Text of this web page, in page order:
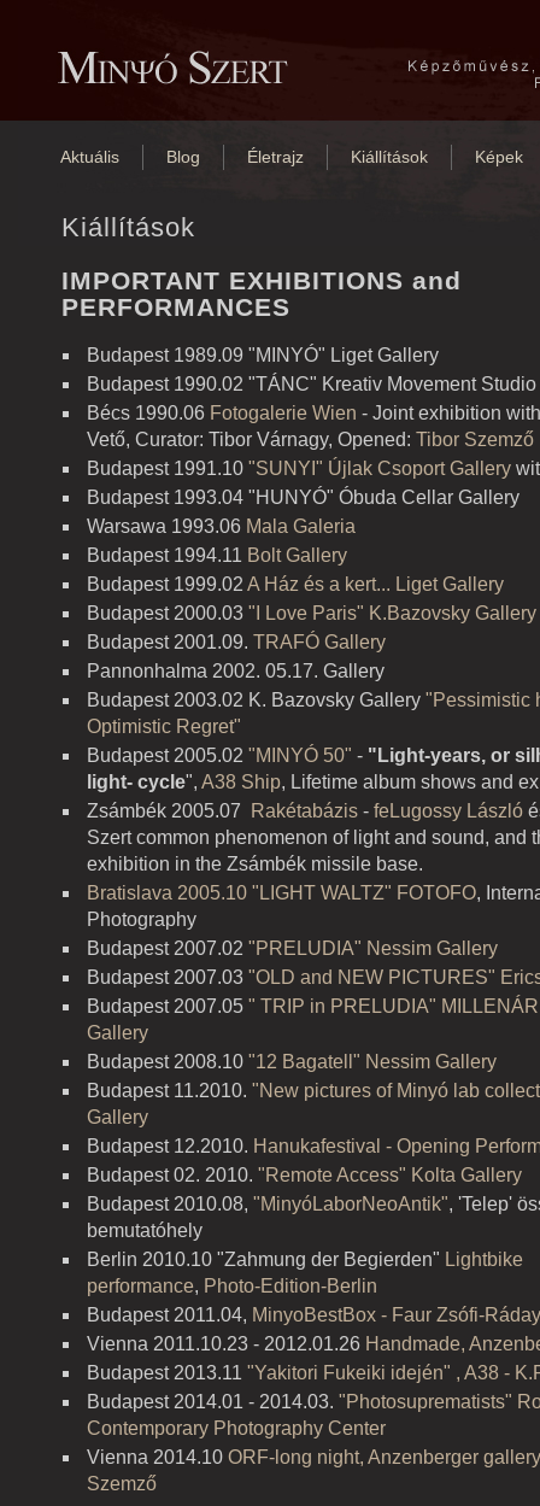
Aktuális Blog Életrajz Kiállítások Képek
Kiállítások
IMPORTANT EXHIBITIONS and
PERFORMANCES
Budapest 1989.09 "MINYÓ" Liget Gallery
Budapest 1990.02 "TÁNC" Kreativ Movement
Bécs 1990.06 Fotogalerie Wien - Joint exhibition
Vető, Curator: Tibor Várnagy, Opened: Tibor Szemző
Budapest 1991.10 "SUNYI" Újlak Csoport Gallery
Budapest 1993.04 "HUNYÓ" Óbuda Cellar Gallery
Warsawa 1993.06 Mala Galeria
Budapest 1994.11 Bolt Gallery
Budapest 1999.02 A Ház és a kert... Liget Gallery
Budapest 2000.03 "I Love Paris" K.Bazovsky Gallery
Budapest 2001.09. TRAFÓ Gallery
Pannonhalma 2002. 05.17. Gallery
Budapest 2003.02 K. Bazovsky Gallery "Pessimistic
Optimistic Regret"
Budapest 2005.02 "MINYÓ 50" - "Light-years, or
light- cycle", A38 Ship, Lifetime album shows and
Zsámbék 2005.07
Rakétabázis - feLugossy László
Szertcommon phenomenon of light and sound, and
exhibition in the Zsámbék missile base.
Bratislava 2005.10 "LIGHT WALTZ" FOTOFO,
Photography
Budapest 2007.02 "PRELUDIA" Nessim Gallery
Budapest 2007.03 "OLD and NEW PICTURES"
Budapest 2007.05 " TRIP in PRELUDIA"
Gallery
Budapest 2008.10 "12 Bagatell" Nessim Gallery
Budapest 11.2010. "New pictures of Minyó lab
Gallery
Budapest 12.2010. Hanukafestival - Opening
Budapest 02. 2010. "Remote Access" Kolta Gallery
Budapest 2010.08, "MinyóLaborNeoAntik", 'Telep'
bemutatóhely
Berlin 2010.10 "Zahmung der Begierden" Lightbike
performance, Photo-Edition-Berlin
Budapest 2011.04, MinyoBestBox - Faur Zsófi-
Vienna 2011.10.23 - 2012.01.26 Handmade,
Budapest 2013.11 "Yakitori Fukeiki idején" , A38 -
Budapest 2014.01 - 2014.03. "Photosuprematists"
Contemporary Photography Center
Vienna 2014.10 ORF-long night, Anzenberger
Szemző